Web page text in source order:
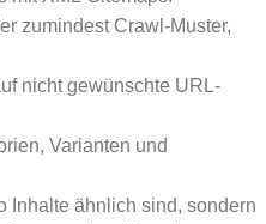
zumindest Crawl-Muster,
nicht gewünschte URL-
Varianten und
Inhalte ähnlich sind, sondern